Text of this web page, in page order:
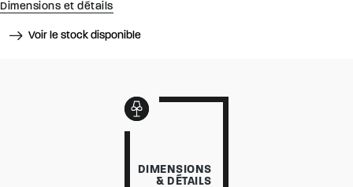
Dimensions et détails
Voir le stock disponible
DIMENSIONS
& DÉTAILS